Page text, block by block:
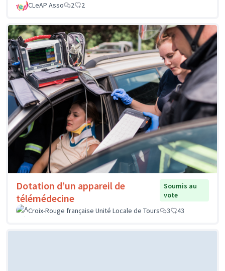
CLeAP Asso 2 2
Dotation d’un appareil de
télémédecine
Soumis au
vote
Croix-Rouge française Unité Locale de Tours
3 43